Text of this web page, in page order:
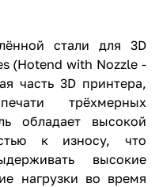
стали для 3D
(Hotend with Nozzle -
часть 3D принтера,
трёхмерных
обладает высокой
к износу, что
высокие
нагрузки во время